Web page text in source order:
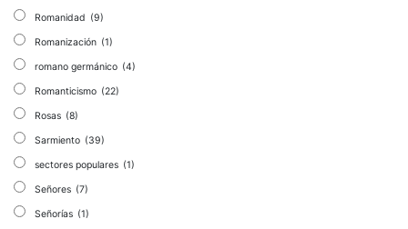
Romanidad (9)
Romanización (1)
romano germánico (4)
Romanticismo (22)
Rosas (8)
Sarmiento (39)
sectores populares (1)
Señores (7)
Señorías (1)